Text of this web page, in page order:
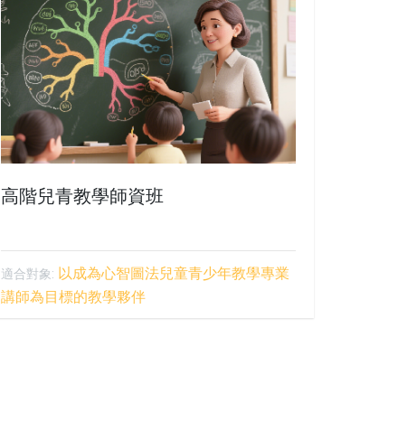
高階兒青教學師資班
適合對象: 以成為心智圖法兒童青少年教學專業
講師為目標的教學夥伴